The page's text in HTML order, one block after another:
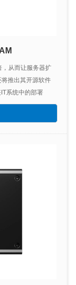
从而让服务器扩
推出其开源软件
系统中的部署